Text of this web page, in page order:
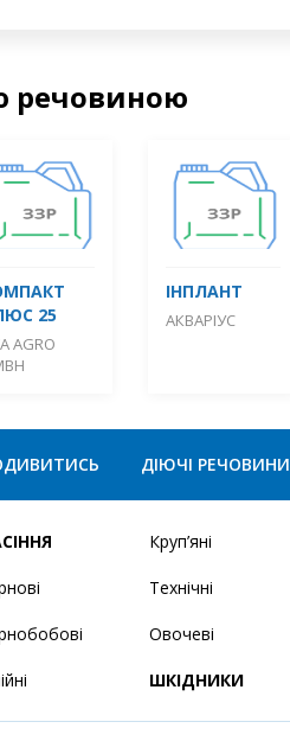
речовиною
25
AGRO
ІНПЛАНТ
АКВАРІУС
ДІЮЧІ РЕЧОВИНИ
Круп’яні
Технічні
Овочеві
ШКІДНИКИ